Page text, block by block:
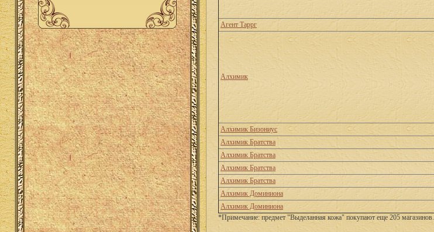
Агент Таррг
Алхимик
Алхимик Бизониус
Алхимик Братства
Алхимик Братства
Алхимик Братства
Алхимик Братства
Алхимик Доминиона
Алхимик Доминиона
*Примечание: предмет "Выделанная кожа" покупают еще 205 магазинов.